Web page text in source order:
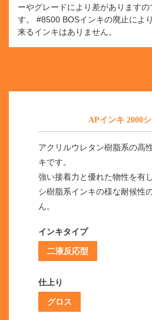
ーやグレードにより差があります
す。
#8500 BOSインキの廃止によ
来るインキはありません。
APインキ 2000
アクリルウレタン樹脂系の高
キです。
強い接着力と優れた物性を有
シ樹脂系インキの様な耐候性
ん。
インキタイプ
二液反応型
仕上り
グロス